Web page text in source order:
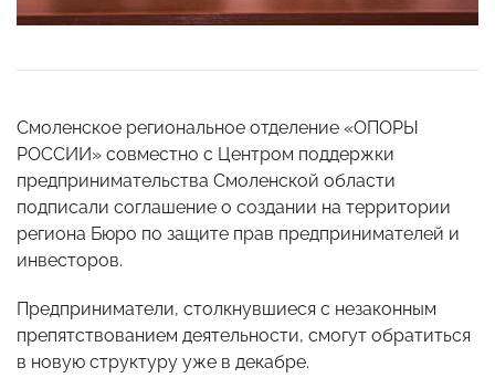
Смоленское региональное отделение «ОПОРЫ
РОССИИ» совместно с Центром поддержки
предпринимательства Смоленской области
подписали соглашение о создании на территории
региона Бюро по защите прав предпринимателей и
инвесторов.
Предприниматели, столкнувшиеся с незаконным
препятствованием деятельности, смогут обратиться
в новую структуру уже в декабре.